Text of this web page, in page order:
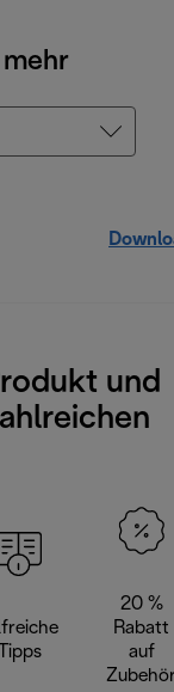
und
Tipps
20 %
Rabatt
auf